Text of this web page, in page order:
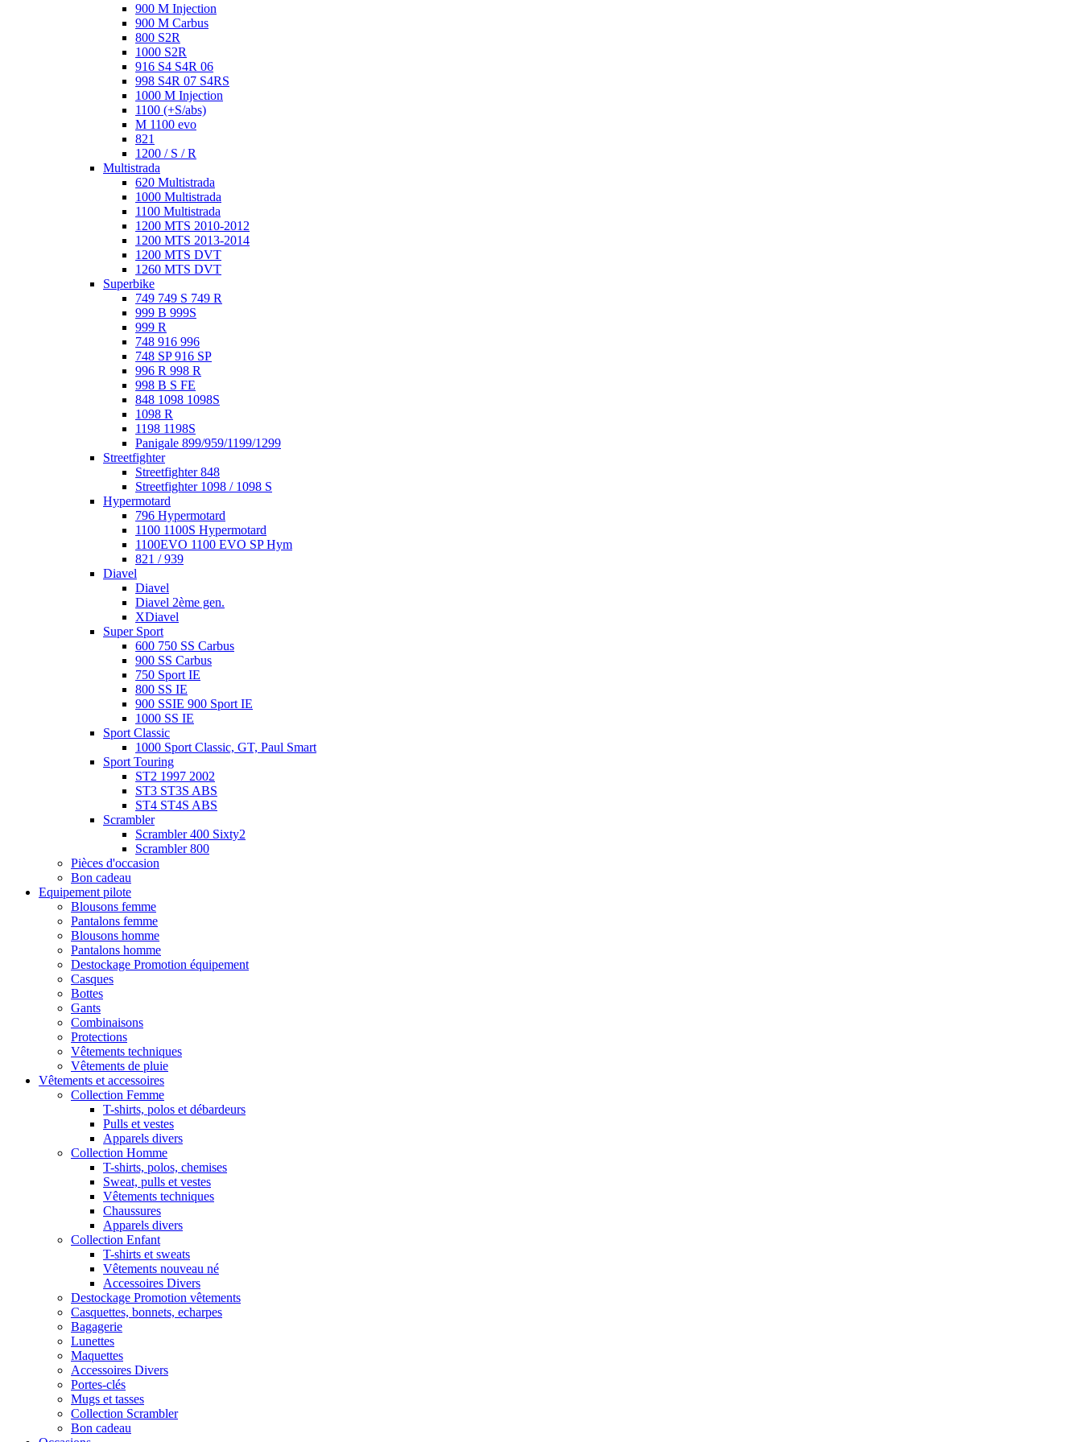
900 M Injection
900 M Carbus
800 S2R
1000 S2R
916 S4 S4R 06
998 S4R 07 S4RS
1000 M Injection
1100 (+S/abs)
M 1100 evo
821
1200 / S / R
Multistrada
620 Multistrada
1000 Multistrada
1100 Multistrada
1200 MTS 2010-2012
1200 MTS 2013-2014
1200 MTS DVT
1260 MTS DVT
Superbike
749 749 S 749 R
999 B 999S
999 R
748 916 996
748 SP 916 SP
996 R 998 R
998 B S FE
848 1098 1098S
1098 R
1198 1198S
Panigale 899/959/1199/1299
Streetfighter
Streetfighter 848
Streetfighter 1098 / 1098 S
Hypermotard
796 Hypermotard
1100 1100S Hypermotard
1100EVO 1100 EVO SP Hym
821 / 939
Diavel
Diavel
Diavel 2ème gen.
XDiavel
Super Sport
600 750 SS Carbus
900 SS Carbus
750 Sport IE
800 SS IE
900 SSIE 900 Sport IE
1000 SS IE
Sport Classic
1000 Sport Classic, GT, Paul Smart
Sport Touring
ST2 1997 2002
ST3 ST3S ABS
ST4 ST4S ABS
Scrambler
Scrambler 400 Sixty2
Scrambler 800
Pièces d'occasion
Bon cadeau
Equipement pilote
Blousons femme
Pantalons femme
Blousons homme
Pantalons homme
Destockage Promotion équipement
Casques
Bottes
Gants
Combinaisons
Protections
Vêtements techniques
Vêtements de pluie
Vêtements et accessoires
Collection Femme
T-shirts, polos et débardeurs
Pulls et vestes
Apparels divers
Collection Homme
T-shirts, polos, chemises
Sweat, pulls et vestes
Vêtements techniques
Chaussures
Apparels divers
Collection Enfant
T-shirts et sweats
Vêtements nouveau né
Accessoires Divers
Destockage Promotion vêtements
Casquettes, bonnets, echarpes
Bagagerie
Lunettes
Maquettes
Accessoires Divers
Portes-clés
Mugs et tasses
Collection Scrambler
Bon cadeau